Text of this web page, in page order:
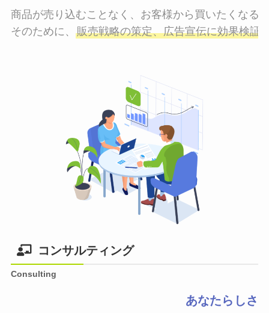
商品が売り込むことなく、お客様から買いたくなる
そのために、 販売戦略の策定、広告宣伝に効果検証
コンサルティング
Consulting
あなたらしさ